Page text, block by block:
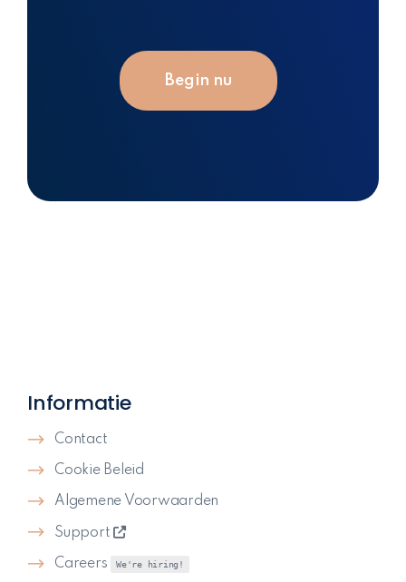
Begin nu
Informatie
Contact
Cookie Beleid
Algemene Voorwaarden
Support
Careers We're hiring!